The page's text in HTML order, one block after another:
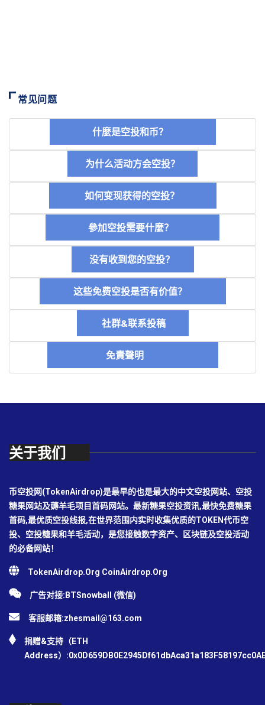
常见问题
什麼是空投和币？
为什么活动方会空投？
如何变现获得的空投？
參加空投需要什麼？
没有收到您的空投？
这些免费空投是否有价值？
社群&联系投稿
免責聲明
关于我们
币空投网(TokenAirdrop)是最早的也是最大的中文空投网站、空投
糖果网站及薅羊毛项目首码网站。最新糖果空投资讯,最快免费糖果
首码,最优质空投线报,在世界范围内实时收集优质的TOKEN代币空
投、空投糖果和羊毛活动，是您接触数字资产、区块链及空投活动
的必备网站！
TokenAirdrop.Org CoinAirdrop.Org
广告对接:BTSnowball (微信)
客服邮箱:zhesmail@163.com
捐赠&支持（ETH
Address）